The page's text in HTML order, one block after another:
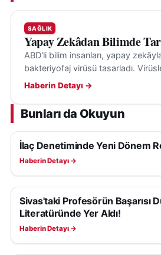
SAĞLIK
Yapay Zekâdan Bilimde
ABD'li bilim insanları, yapay
bakteriyofaj virüsü tasarladı.
bakterilerini hedef aldığı ve
Haberin Detayı →
Bunları da Okuyun
SAĞLIK
İlaç Denetiminde Yeni Dönem
Haberin Detayı →
SAĞLIK
Sivas'taki Profesörün Başarısı
Literatüründe Yer Aldı!
Haberin Detayı →